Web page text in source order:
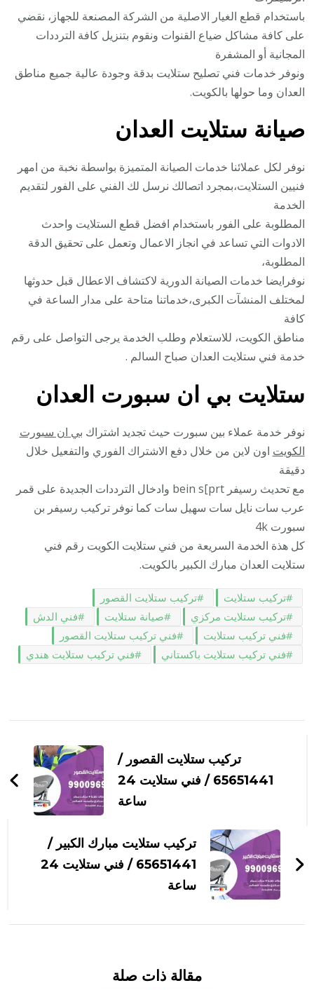
باستخدام قطع الغيار الاصلية من الشركة المصنعة للجهاز، نقضي
على كافة مشاكل ضياع القنوات ونقوم بتنزيل كافة الترددات
المجانية أو المشفرة
ونوفر خدمات فني تصليح ستلايت بدقة وجودة عالية جميع مناطق
العدان وما حولها بالكويت.
صيانة ستلايت العدان
نوفر لكل عملائنا خدمات الصيانة المتميزة بواسطة نخبة من امهر
فنيين الستلايت،بمجرد اتصالك نرسل لك الفني على الفور لتقديم
الخدمة
المطلوبة على الفور باستخدام افضل قطع الستلايت واحدث
الادوات التي تساعد في انجاز الاعمال وتعمل على تحقيق الدقة
المطلوبة،
نوفرايضا خدمات الصيانة الدورية لاكتشاف الاعطال قبل حدوثها
لمختلف المنشآت الكبرى،خدماتنا متاحة على مدار الساعة في
كافة
مناطق الكويت، للاستعلام وطلب الخدمة يرجى التواصل على رقم
خدمة فني ستلايت العدان صباح السالم .
ستلايت بي ان سبورت العدان
نوفر خدمة عملاء بين سبورت حيث تجديد اشتراك بي ان سبورت
الكويت اون لاين من خلال دفع الاشتراك الفوري والتفعيل خلال
دقيقة
مع تحديث رسيفر bein s[prt وادخال الترددات الجديدة على قمر
عرب سات نايل سات سهيل سات كما نوفر تركيب رسيفر بن
سبورت 4k
كل هذة الخدمة السريعة من فني ستلايت الكويت رقم فني
ستلايت العدان مبارك الكبير بالكويت.
تركيب ستلايت
تركيب ستلايت القصور
تركيب ستلايت مركزي
صيانة ستلايت
فني الدش
فني تركيب ستلايت
فني تركيب ستلايت القصور
فني تركيب ستلايت باكستاني
فني تركيب ستلايت هندي
التدوينات
تركيب ستلايت القصور /
65651441 / فني ستلايت 24
ساعة
تركيب ستلايت مبارك الكبير /
65651441 / فني ستلايت 24
ساعة
مقالة ذات صلة